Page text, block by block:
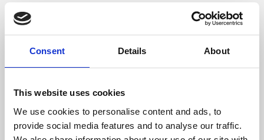
Consent Details About
This website uses cookies
We use cookies to personalise content and ads, to
provide social media features and to analyse our traffic.
Consumo Lenha/Hora (kg) 2,8
Comprimento Máximo Lenha (mm)
Diámetro da chaminé (mm) 180